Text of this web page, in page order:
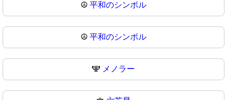
☮️ 平和のシンボル
☮ 平和のシンボル
🕎 メノラー